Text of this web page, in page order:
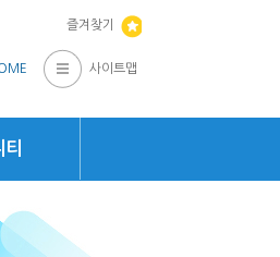
즐겨찾기
사이트맵